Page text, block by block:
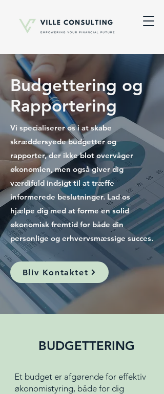
Budgettering og
Rapportering
Vi specialiserer os i at skabe
skræddersyede budgetter og
rapporter, der ikke blot overvåger
økonomien, men også giver dig
værdifuld indsigt til at træffe
informerede beslutninger. Lad os
hjælpe dig med at forme en solid
økonomisk fremtid for både din
personlige og erhvervsmæssige succes.
Bliv Kontaktet
BUDGETTERING
Et budget er afgørende for effektiv
økonomistyring, både for dig